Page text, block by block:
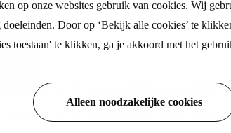
op onze websites gebruik van cookies. Wij
Door op ‘Bekijk alle cookies’ te
toestaan' te klikken, ga je akkoord met het
Alleen noodzakelijke cookies
ochrony prawnej dla swojego
się na wykupienie dodatkowego